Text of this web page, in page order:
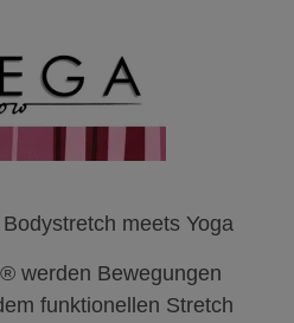
Bodystretch meets Yoga
werden Bewegungen
funktionellen Stretch